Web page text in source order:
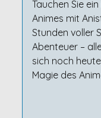
Tauchen Sie
Animes mit
Stunden voller
Abenteuer –
sich noch
Magie des